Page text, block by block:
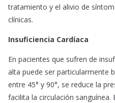
tratamiento y el alivio de
clínicas.
Insuficiencia Cardíaca
En pacientes que sufren de
alta puede ser particularmente
entre 45° y 90°, se reduce la
facilita la circulación